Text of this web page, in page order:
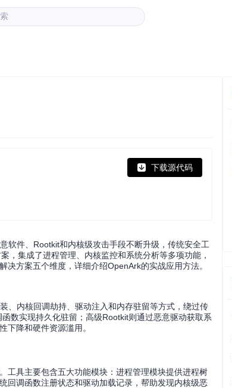
下载源代码
软件、Rootkit和内核级攻击手段不断升级，传统安全工
，集成了进程管理、内核监控和系统分析等多项功能，
方案五个维度，详细介绍OpenArk的实战应用方法。
、内核回调劫持、驱动注入和内存驻留等方式，绕过传
数实现持久化驻留；高级Rootkit则通过恶意驱动获取系
下降和硬件资源滥用。
工具主要包含五大功能模块：进程管理模块提供进程树
回调函数注册状态和驱动加载记录，帮助发现内核级恶